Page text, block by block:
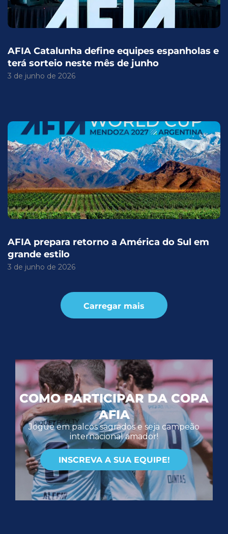
AFIA Catalunha define equipes espanholas e
terá sorteio neste mês de junho
3 de junho de 2026
AFIA prepara retorno a América do Sul em
grande estilo
3 de junho de 2026
Carregar mais
COMO PARTICIPAR DA COPA
AFIA
Jogue em palcos sagrados e seja campeão
internacional amador!
INSCREVA A SUA EQUIPE!